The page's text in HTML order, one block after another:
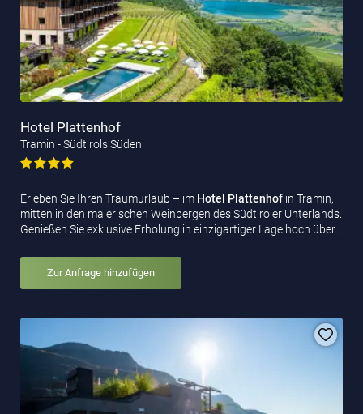
Hotel Plattenhof
Tramin - Südtirols Süden
Erleben Sie Ihren Traumurlaub – im Hotel Plattenhof in Tramin,
mitten in den malerischen Weinbergen des Südtiroler Unterlands.
Genießen Sie exklusive Erholung in einzigartiger Lage hoch über…
Zur Anfrage hinzufügen